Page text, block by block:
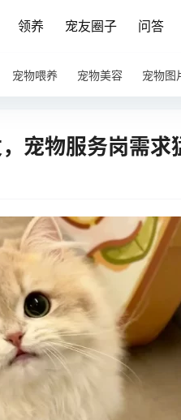
领养 宠友圈子 问答
宠物喂养 宠物美容 宠物图
宠物服务岗需求